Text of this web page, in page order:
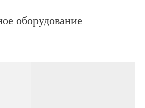
оборудование